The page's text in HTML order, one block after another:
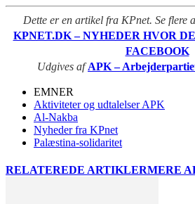
Dette er en artikel fra KPnet. Se flere
KPNET.DK – NYHEDER HVOR
FACEBOOK
Udgives afAPK –
EMNER
Aktiviteter og udtalelser APK
Al-Nakba
Nyheder fra KPnet
Palæstina-solidaritet
RELATEREDE ARTIKLERMERE